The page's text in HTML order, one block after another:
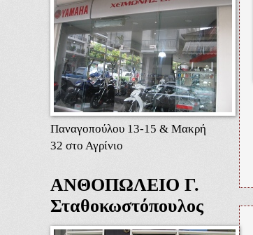
Παναγοπούλου 13-15 & Μακρή
32 στο Αγρίνιο
ΑΝΘΟΠΩΛΕΙΟ Γ.
Σταθοκωστόπουλος